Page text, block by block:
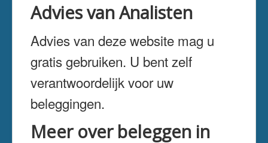
Advies van Analisten
Advies van deze website mag u
gratis gebruiken. U bent zelf
verantwoordelijk voor uw
beleggingen.
Meer over beleggen in